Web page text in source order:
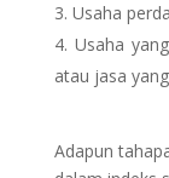
Usaha
Usaha
atau jasa
Adapun